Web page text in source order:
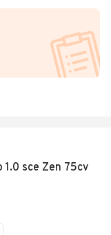
1.0 sce Zen 75cv